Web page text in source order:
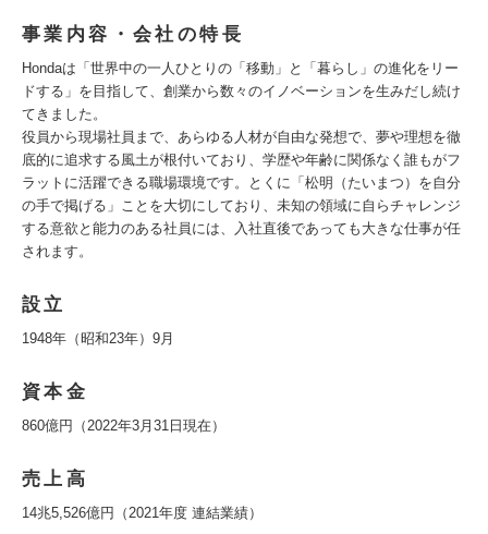
事業内容・会社の特長
Hondaは「世界中の一人ひとりの「移動」と「暮らし」の進化をリー
ドする」を目指して、創業から数々のイノベーションを生みだし続け
てきました。
役員から現場社員まで、あらゆる人材が自由な発想で、夢や理想を徹
底的に追求する風土が根付いており、学歴や年齢に関係なく誰もがフ
ラットに活躍できる職場環境です。とくに「松明（たいまつ）を自分
の手で掲げる」ことを大切にしており、未知の領域に自らチャレンジ
する意欲と能力のある社員には、入社直後であっても大きな仕事が任
されます。
設立
1948年（昭和23年）9月
資本金
860億円（2022年3月31日現在）
売上高
14兆5,526億円（2021年度 連結業績）